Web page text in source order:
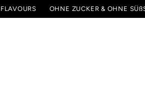
OHNE ZUCKER & OHNE
& STARTER SETS